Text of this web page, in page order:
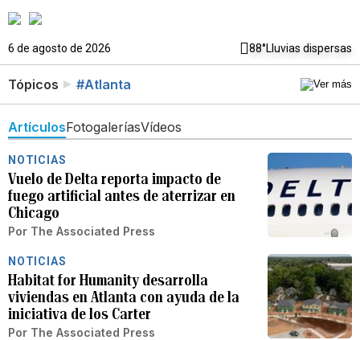
6 de agosto de 2026 88°Lluvias dispersas
Tópicos #Atlanta
ArtículosFotogaleríasVídeos
NOTICIAS
Vuelo de Delta reporta impacto de
fuego artificial antes de aterrizar en
Chicago
Por The Associated Press
NOTICIAS
Habitat for Humanity desarrolla
viviendas en Atlanta con ayuda de la
iniciativa de los Carter
Por The Associated Press